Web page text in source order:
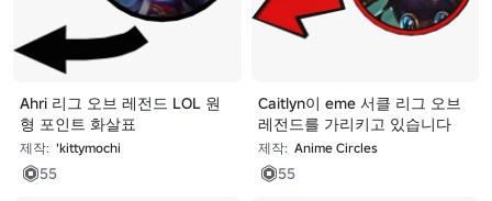
Ahri 리그 오브 레전드 LOL 원
형 포인트 화살표
제작: 'kittymochi
55
Caitlyn이 eme 서클 리그 오브
레전드를 가리키고 있습니다
제작: Anime Circles
55